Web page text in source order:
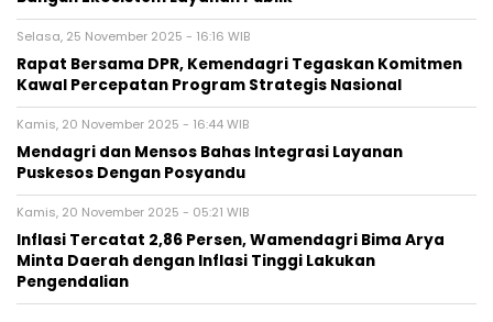
Selasa, 25 November 2025 - 16:16 WIB
Rapat Bersama DPR, Kemendagri Tegaskan Komitmen
Kawal Percepatan Program Strategis Nasional
Kamis, 20 November 2025 - 16:44 WIB
Mendagri dan Mensos Bahas Integrasi Layanan
Puskesos Dengan Posyandu
Kamis, 20 November 2025 - 05:21 WIB
Inflasi Tercatat 2,86 Persen, Wamendagri Bima Arya
Minta Daerah dengan Inflasi Tinggi Lakukan
Pengendalian